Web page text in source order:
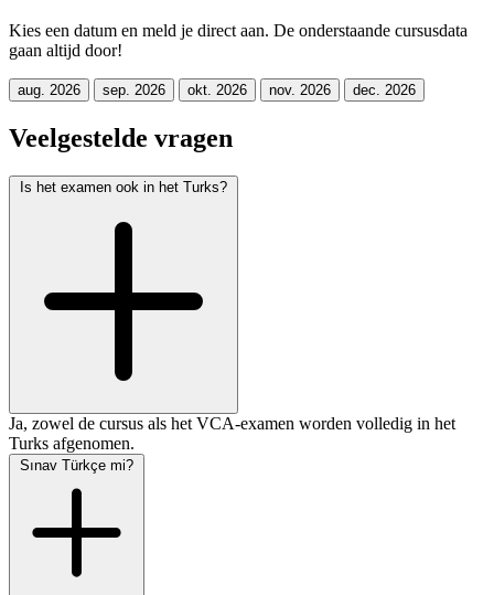
Kies een datum en meld je direct aan. De onderstaande cursusdata
gaan altijd door!
aug. 2026 sep. 2026 okt. 2026 nov. 2026 dec. 2026
Veelgestelde vragen
Is het examen ook in het Turks?
Ja, zowel de cursus als het VCA-examen worden volledig in het
Turks afgenomen.
Sınav Türkçe mi?